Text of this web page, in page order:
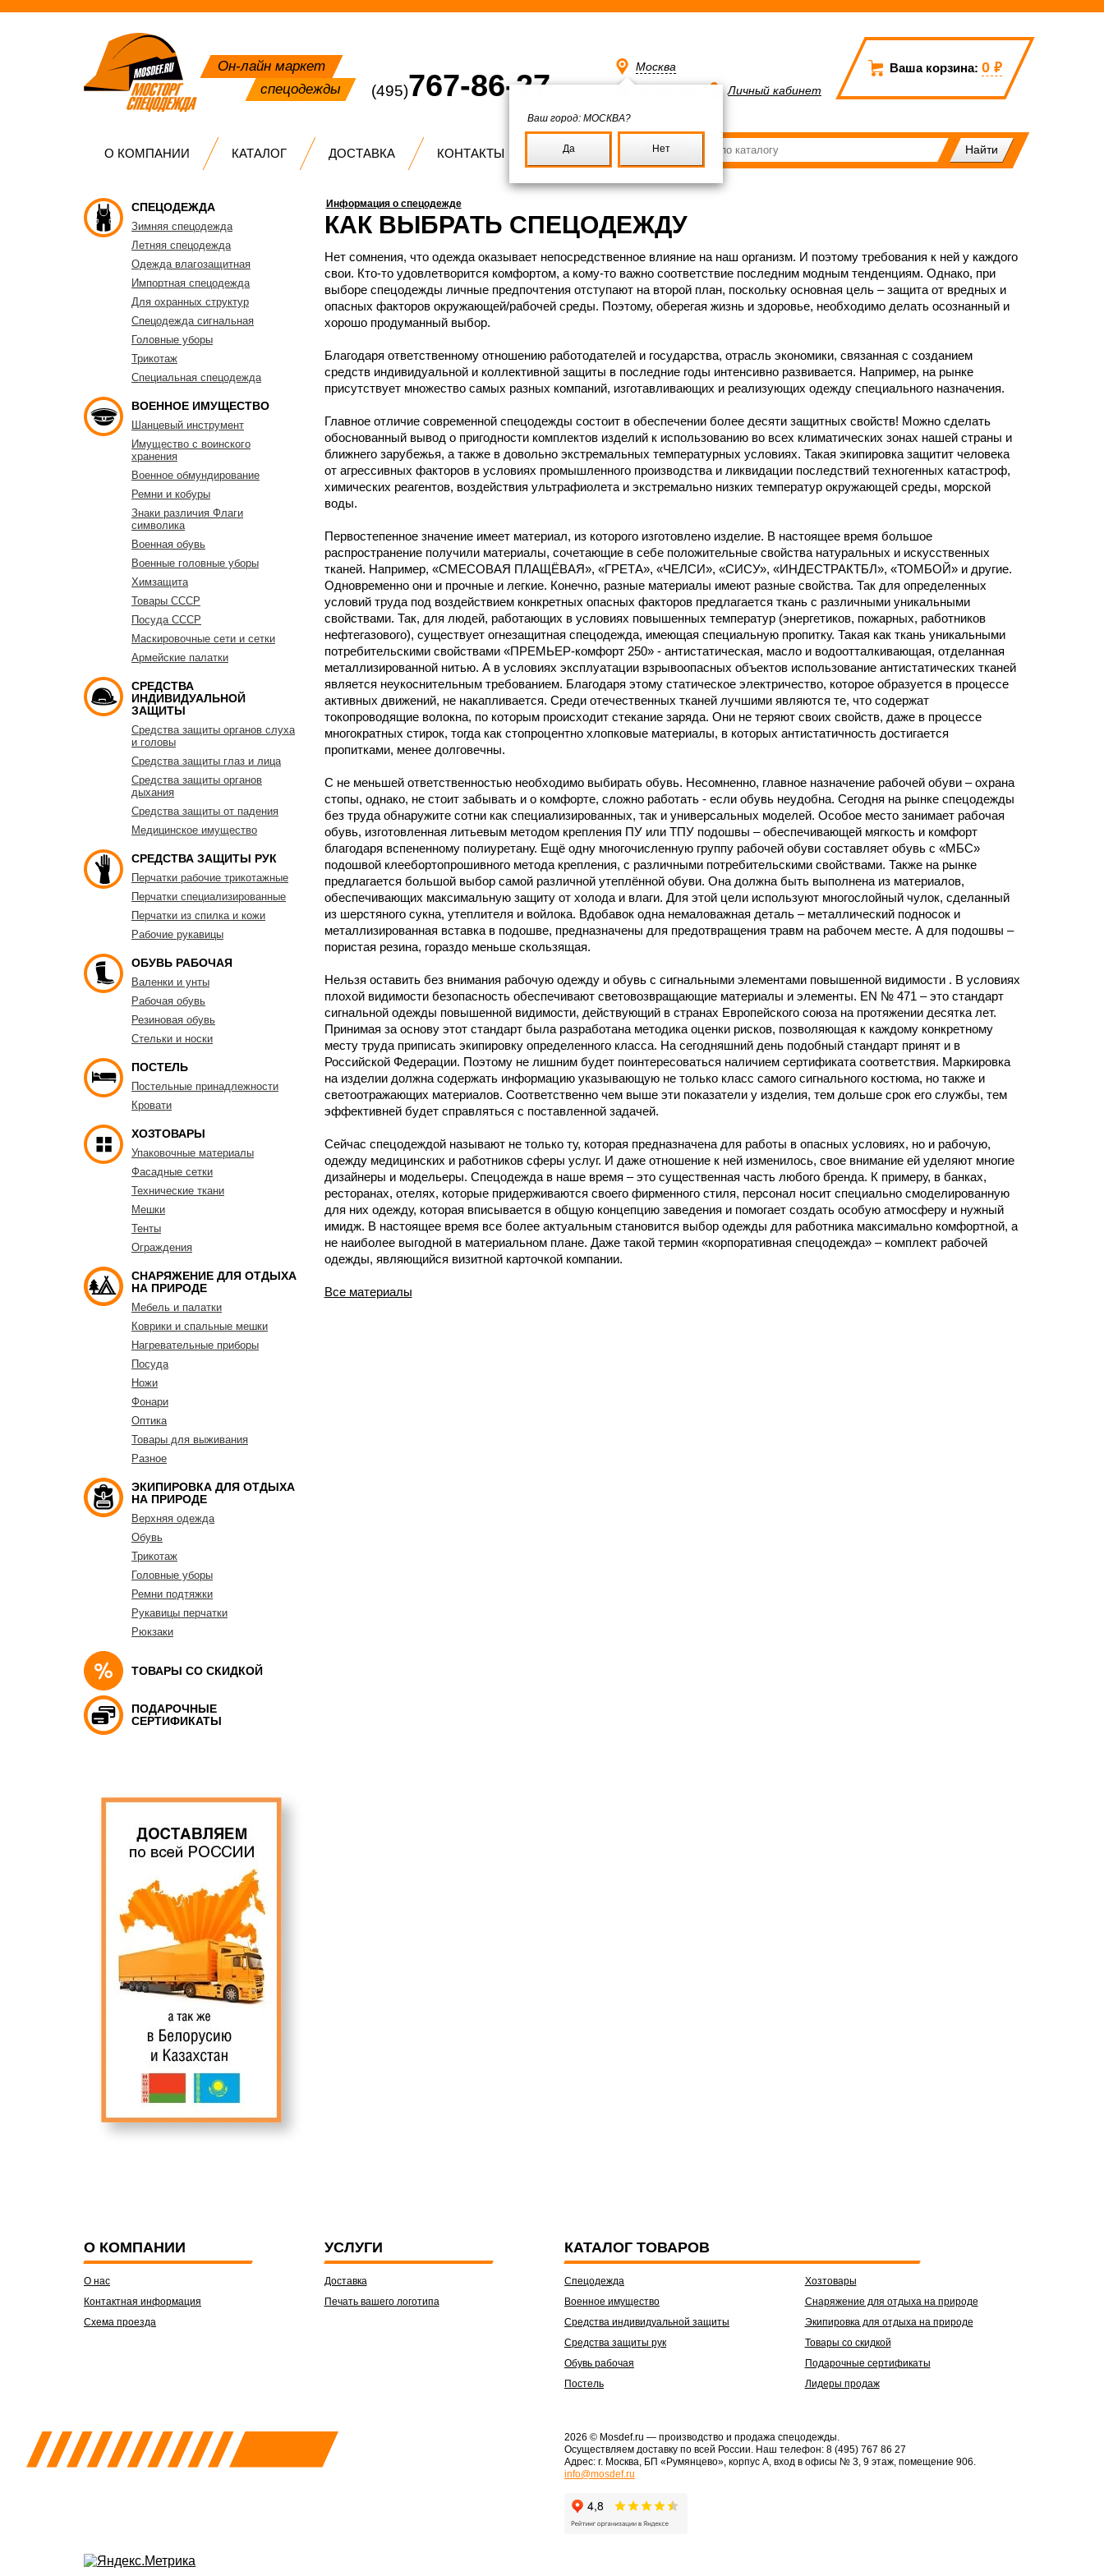
Он-лайн маркет
спецодежды
(495)767-86-27
Ваша корзина: 0 ₽
Москва
Ваш город: МОСКВА?
Да Нет
Личный кабинет
О КОМПАНИИ КАТАЛОГ ДОСТАВКА КОНТАКТЫ
СПЕЦОДЕЖДА
Зимняя спецодежда
Летняя спецодежда
Одежда влагозащитная
Импортная спецодежда
Для охранных структур
Спецодежда сигнальная
Головные уборы
Трикотаж
Специальная спецодежда
ВОЕННОЕ ИМУЩЕСТВО
Шанцевый инструмент
Имущество с воинского
хранения
Военное обмундирование
Ремни и кобуры
Знаки различия Флаги
символика
Военная обувь
Военные головные уборы
Химзащита
Товары СССР
Посуда СССР
Маскировочные сети и сетки
Армейские палатки
СРЕДСТВА
ИНДИВИДУАЛЬНОЙ
ЗАЩИТЫ
Средства защиты органов слуха
и головы
Средства защиты глаз и лица
Средства защиты органов
дыхания
Средства защиты от падения
Медицинское имущество
СРЕДСТВА ЗАЩИТЫ РУК
Перчатки рабочие трикотажные
Перчатки специализированные
Перчатки из спилка и кожи
Рабочие рукавицы
ОБУВЬ РАБОЧАЯ
Валенки и унты
Рабочая обувь
Резиновая обувь
Стельки и носки
ПОСТЕЛЬ
Постельные принадлежности
Кровати
ХОЗТОВАРЫ
Упаковочные материалы
Фасадные сетки
Технические ткани
Мешки
Тенты
Ограждения
СНАРЯЖЕНИЕ ДЛЯ ОТДЫХА
НА ПРИРОДЕ
Мебель и палатки
Коврики и спальные мешки
Нагревательные приборы
Посуда
Ножи
Фонари
Оптика
Товары для выживания
Разное
ЭКИПИРОВКА ДЛЯ ОТДЫХА
НА ПРИРОДЕ
Верхняя одежда
Обувь
Трикотаж
Головные уборы
Ремни подтяжки
Рукавицы перчатки
Рюкзаки
ТОВАРЫ СО СКИДКОЙ
ПОДАРОЧНЫЕ
СЕРТИФИКАТЫ
Информация о спецодежде
КАК ВЫБРАТЬ СПЕЦОДЕЖДУ
Нет сомнения, что одежда оказывает непосредственное влияние на наш организм. И поэтому требования к ней у каждого
свои. Кто-то удовлетворится комфортом, а кому-то важно соответствие последним модным тенденциям. Однако, при
выборе спецодежды личные предпочтения отступают на второй план, поскольку основная цель – защита от вредных и
опасных факторов окружающей/рабочей среды. Поэтому, оберегая жизнь и здоровье, необходимо делать осознанный и
хорошо продуманный выбор.
Благодаря ответственному отношению работодателей и государства, отрасль экономики, связанная с созданием
средств индивидуальной и коллективной защиты в последние годы интенсивно развивается. Например, на рынке
присутствует множество самых разных компаний, изготавливающих и реализующих одежду специального назначения.
Главное отличие современной спецодежды состоит в обеспечении более десяти защитных свойств! Можно сделать
обоснованный вывод о пригодности комплектов изделий к использованию во всех климатических зонах нашей страны и
ближнего зарубежья, а также в довольно экстремальных температурных условиях. Такая экипировка защитит человека
от агрессивных факторов в условиях промышленного производства и ликвидации последствий техногенных катастроф,
химических реагентов, воздействия ультрафиолета и экстремально низких температур окружающей среды, морской
воды.
Первостепенное значение имеет материал, из которого изготовлено изделие. В настоящее время большое
распространение получили материалы, сочетающие в себе положительные свойства натуральных и искусственных
тканей. Например, «СМЕСОВАЯ ПЛАЩЁВАЯ», «ГРЕТА», «ЧЕЛСИ», «СИСУ», «ИНДЕСТРАКТБЛ», «ТОМБОЙ» и другие.
Одновременно они и прочные и легкие. Конечно, разные материалы имеют разные свойства. Так для определенных
условий труда под воздействием конкретных опасных факторов предлагается ткань с различными уникальными
свойствами. Так, для людей, работающих в условиях повышенных температур (энергетиков, пожарных, работников
нефтегазового), существует огнезащитная спецодежда, имеющая специальную пропитку. Такая как ткань уникальными
потребительскими свойствами «ПРЕМЬЕР-комфорт 250» - антистатическая, масло и водоотталкивающая, отделанная
металлизированной нитью. А в условиях эксплуатации взрывоопасных объектов использование антистатических тканей
является неукоснительным требованием. Благодаря этому статическое электричество, которое образуется в процессе
активных движений, не накапливается. Среди отечественных тканей лучшими являются те, что содержат
токопроводящие волокна, по которым происходит стекание заряда. Они не теряют своих свойств, даже в процессе
многократных стирок, тогда как стопроцентно хлопковые материалы, в которых антистатичность достигается
пропитками, менее долговечны.
С не меньшей ответственностью необходимо выбирать обувь. Несомненно, главное назначение рабочей обуви – охрана
стопы, однако, не стоит забывать и о комфорте, сложно работать - если обувь неудобна. Сегодня на рынке спецодежды
без труда обнаружите сотни как специализированных, так и универсальных моделей. Особое место занимает рабочая
обувь, изготовленная литьевым методом крепления ПУ или ТПУ подошвы – обеспечивающей мягкость и комфорт
благодаря вспененному полиуретану. Ещё одну многочисленную группу рабочей обуви составляет обувь с «МБС»
подошвой клеебортопрошивного метода крепления, с различными потребительскими свойствами. Также на рынке
предлагается большой выбор самой различной утеплённой обуви. Она должна быть выполнена из материалов,
обеспечивающих максимальную защиту от холода и влаги. Для этой цели используют многослойный чулок, сделанный
из шерстяного сукна, утеплителя и войлока. Вдобавок одна немаловажная деталь – металлический подносок и
металлизированная вставка в подошве, предназначены для предотвращения травм на рабочем месте. А для подошвы –
пористая резина, гораздо меньше скользящая.
Нельзя оставить без внимания рабочую одежду и обувь с сигнальными элементами повышенной видимости . В условиях
плохой видимости безопасность обеспечивают световозвращающие материалы и элементы. ЕN № 471 – это стандарт
сигнальной одежды повышенной видимости, действующий в странах Европейского союза на протяжении десятка лет.
Принимая за основу этот стандарт была разработана методика оценки рисков, позволяющая к каждому конкретному
месту труда приписать экипировку определенного класса. На сегодняшний день подобный стандарт принят и в
Российской Федерации. Поэтому не лишним будет поинтересоваться наличием сертификата соответствия. Маркировка
на изделии должна содержать информацию указывающую не только класс самого сигнального костюма, но также и
светоотражающих материалов. Соответственно чем выше эти показатели у изделия, тем дольше срок его службы, тем
эффективней будет справляться с поставленной задачей.
Сейчас спецодеждой называют не только ту, которая предназначена для работы в опасных условиях, но и рабочую,
одежду медицинских и работников сферы услуг. И даже отношение к ней изменилось, свое внимание ей уделяют многие
дизайнеры и модельеры. Спецодежда в наше время – это существенная часть любого бренда. К примеру, в банках,
ресторанах, отелях, которые придерживаются своего фирменного стиля, персонал носит специально смоделированную
для них одежду, которая вписывается в общую концепцию заведения и помогает создать особую атмосферу и нужный
имидж. В настоящее время все более актуальным становится выбор одежды для работника максимально комфортной, а
не наиболее выгодной в материальном плане. Даже такой термин «корпоративная спецодежда» – комплект рабочей
одежды, являющийся визитной карточкой компании.
Все материалы
О КОМПАНИИ
О нас
Контактная информация
Схема проезда
УСЛУГИ
Доставка
Печать вашего логотипа
КАТАЛОГ ТОВАРОВ
Спецодежда
Военное имущество
Средства индивидуальной защиты
Средства защиты рук
Обувь рабочая
Постель
Хозтовары
Снаряжение для отдыха на природе
Экипировка для отдыха на природе
Товары со скидкой
Подарочные сертификаты
Лидеры продаж
2026 © Mosdef.ru — производство и продажа спецодежды.
Осуществляем доставку по всей России. Наш телефон: 8 (495) 767 86 27
Адрес: г. Москва, БП «Румянцево», корпус А, вход в офисы № 3, 9 этаж, помещение 906.
info@mosdef.ru